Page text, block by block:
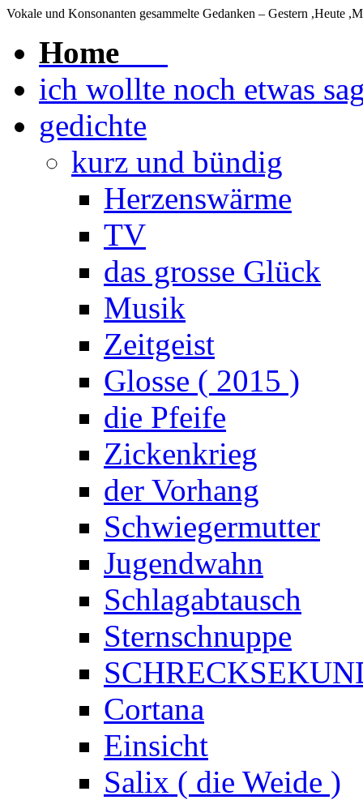
Vokale und Konsonanten gesammelte Gedanken – Gestern ,Heute
Home
ich wollte noch etwas
gedichte
kurz und bündig
Herzenswärme
TV
das grosse Glück
Musik
Zeitgeist
Glosse ( 2015 )
die Pfeife
Zickenkrieg
der Vorhang
Schwiegermutter
Jugendwahn
Schlagabtausch
Sternschnuppe
Cortana
Einsicht
Salix ( die Weide )